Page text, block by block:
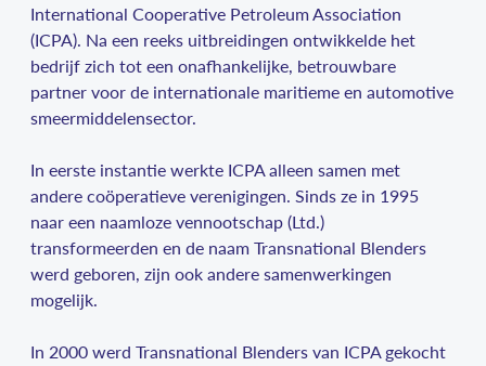
International Cooperative Petroleum Association
(ICPA). Na een reeks uitbreidingen ontwikkelde het
bedrijf zich tot een onafhankelijke, betrouwbare
partner voor de internationale maritieme en automotive
smeermiddelensector.
In eerste instantie werkte ICPA alleen samen met
andere coöperatieve verenigingen. Sinds ze in 1995
naar een naamloze vennootschap (Ltd.)
transformeerden en de naam Transnational Blenders
werd geboren, zijn ook andere samenwerkingen
mogelijk.
In 2000 werd Transnational Blenders van ICPA gekocht